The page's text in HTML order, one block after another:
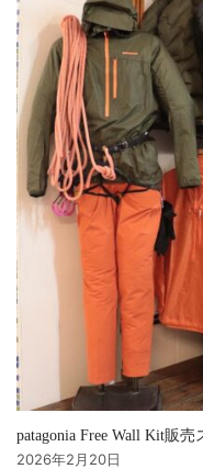
patagonia Free Wall Kit販
2026年2月20日